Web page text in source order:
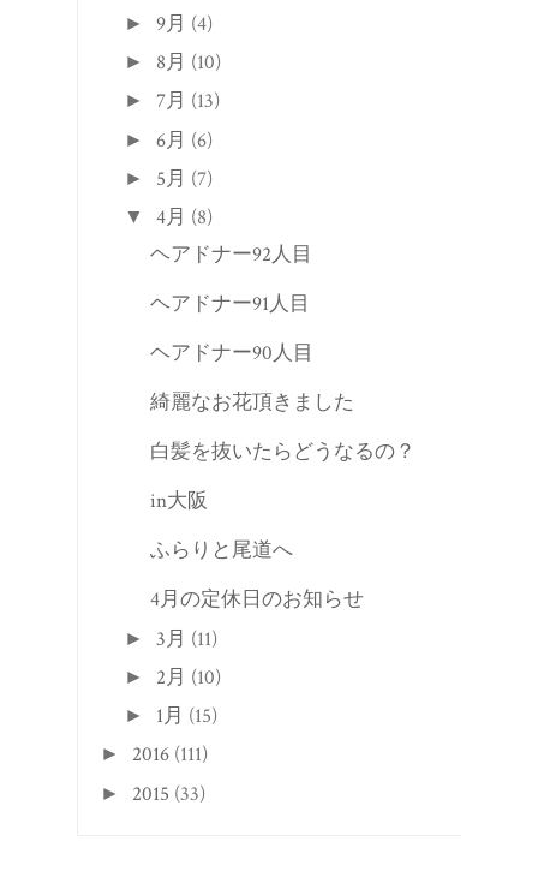
►9月 (4)
► 8月 (10)
►7月 (13)
►6月 (6)
► 5月 (7)
▼ 4月 (8)
ヘアドナー92人目
ヘアドナー91人目
ヘアドナー90人目
綺麗なお花頂きました
白髪を抜いたらどうなるの？
in大阪
ふらりと尾道へ
4月の定休日のお知らせ
►3月 (11)
► 2月 (10)
► 1月 (15)
► 2016 (111)
► 2015 (33)